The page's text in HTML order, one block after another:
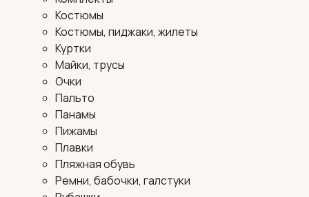
Костюмы
Костюмы, пиджаки, жилеты
Куртки
Майки, трусы
Очки
Пальто
Панамы
Пижамы
Плавки
Пляжная обувь
Ремни, бабочки, галстуки